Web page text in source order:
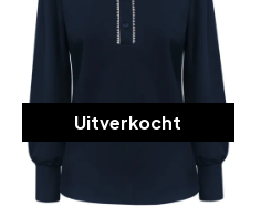
Uitverkocht